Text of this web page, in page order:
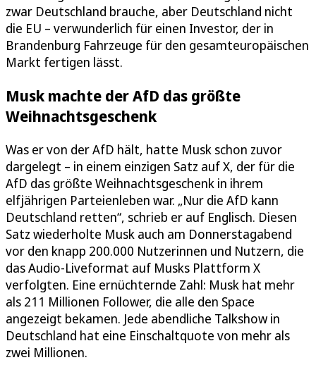
zwar Deutschland brauche, aber Deutschland nicht
die EU – verwunderlich für einen Investor, der in
Brandenburg Fahrzeuge für den gesamteuropäischen
Markt fertigen lässt.
Musk machte der AfD das größte
Weihnachtsgeschenk
Was er von der AfD hält, hatte Musk schon zuvor
dargelegt – in einem einzigen Satz auf X, der für die
AfD das größte Weihnachtsgeschenk in ihrem
elfjährigen Parteienleben war. „Nur die AfD kann
Deutschland retten“, schrieb er auf Englisch. Diesen
Satz wiederholte Musk auch am Donnerstagabend
vor den knapp 200.000 Nutzerinnen und Nutzern, die
das Audio-Liveformat auf Musks Plattform X
verfolgten. Eine ernüchternde Zahl: Musk hat mehr
als 211 Millionen Follower, die alle den Space
angezeigt bekamen. Jede abendliche Talkshow in
Deutschland hat eine Einschaltquote von mehr als
zwei Millionen.